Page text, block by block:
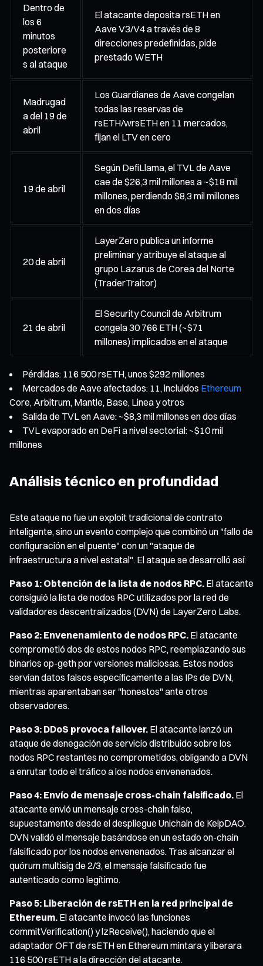
Dentro de
los 6
minutos
posteriore
s al ataque
El atacante deposita rsETH en
Aave V3/V4 a través de 8
direcciones predefinidas, pide
prestado WETH
Madrugad
a del 19 de
abril
Los Guardianes de Aave congelan
todas las reservas de
rsETH/wrsETH en 11 mercados,
fijan el LTV en cero
19 de abril
Según DefiLlama, el TVL de Aave
cae de $26,3 mil millones a ~$18 mil
millones, perdiendo $8,3 mil millones
en dos días
20 de abril
LayerZero publica un informe
preliminar y atribuye el ataque al
grupo Lazarus de Corea del Norte
(TraderTraitor)
21 de abril
El Security Council de Arbitrum
congela 30 766 ETH (~$71
millones) implicados en el ataque
Pérdidas: 116 500 rsETH, unos $292 millones
Mercados de Aave afectados: 11, incluidos Ethereum
Core, Arbitrum, Mantle, Base, Linea y otros
Salida de TVL en Aave: ~$8,3 mil millones en dos días
TVL evaporado en DeFi a nivel sectorial: ~$10 mil
millones
Análisis técnico en profundidad
Este ataque no fue un exploit tradicional de contrato
inteligente, sino un evento complejo que combinó un "fallo de
configuración en el puente" con un "ataque de
infraestructura a nivel estatal". El ataque se desarrolló así:
Paso 1: Obtención de la lista de nodos RPC. El atacante
consiguió la lista de nodos RPC utilizados por la red de
validadores descentralizados (DVN) de LayerZero Labs.
Paso 2: Envenenamiento de nodos RPC. El atacante
comprometió dos de estos nodos RPC, reemplazando sus
binarios op-geth por versiones maliciosas. Estos nodos
servían datos falsos específicamente a las IPs de DVN,
mientras aparentaban ser "honestos" ante otros
observadores.
Paso 3: DDoS provoca failover. El atacante lanzó un
ataque de denegación de servicio distribuido sobre los
nodos RPC restantes no comprometidos, obligando a DVN
a enrutar todo el tráfico a los nodos envenenados.
Paso 4: Envío de mensaje cross-chain falsificado. El
atacante envió un mensaje cross-chain falso,
supuestamente desde el despliegue Unichain de KelpDAO.
DVN validó el mensaje basándose en un estado on-chain
falsificado por los nodos envenenados. Tras alcanzar el
quórum multisig de 2/3, el mensaje falsificado fue
autenticado como legítimo.
Paso 5: Liberación de rsETH en la red principal de
Ethereum. El atacante invocó las funciones
commitVerification() y lzReceive(), haciendo que el
adaptador OFT de rsETH en Ethereum mintara y liberara
116 500 rsETH a la dirección del atacante.